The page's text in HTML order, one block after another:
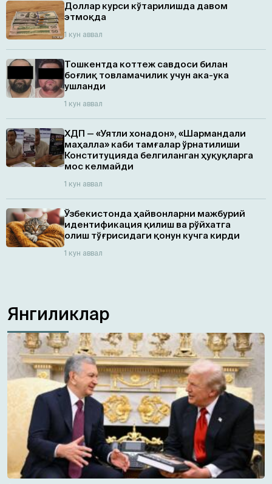
Доллар курси кўтарилишда давом
этмоқда
1 кун аввал
Тошкентда коттеж савдоси билан
боғлиқ товламачилик учун ака-ука
ушланди
1 кун аввал
ХДП — «Уятли хонадон», «Шармандали
маҳалла» каби тамғалар ўрнатилиши
Конституцияда белгиланган ҳуқуқларга
мос келмайди
1 кун аввал
Ўзбекистонда ҳайвонларни мажбурий
идентификация қилиш ва рўйхатга
олиш тўғрисидаги қонун кучга кирди
1 кун аввал
Янгиликлар